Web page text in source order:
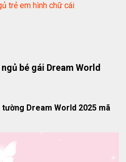
trẻ em hình chữ cái
bé gái Dream World
tường Dream World 2025 mã